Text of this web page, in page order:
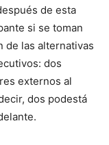
de esta
si se toman
de las alternativas
dos
externos al
dos podestá